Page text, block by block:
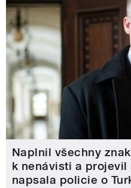
Naplnil všechny
k nenávisti a
napsala policie o